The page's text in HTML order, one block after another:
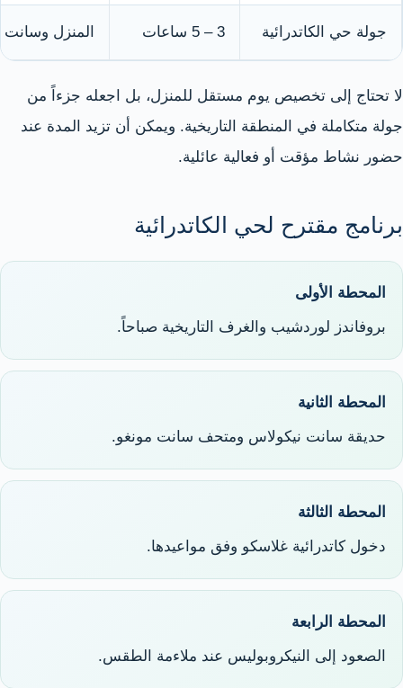
جولة حي الكاتدرائية 3 – 5 ساعات المنزل وسانت
لا تحتاج إلى تخصيص يوم مستقل للمنزل، بل اجعله جزءاً من
جولة متكاملة في المنطقة التاريخية. ويمكن أن تزيد المدة عند
حضور نشاط مؤقت أو فعالية عائلية.
برنامج مقترح لحي الكاتدرائية
المحطة الأولى
بروفاندز لوردشيب والغرف التاريخية صباحاً.
المحطة الثانية
حديقة سانت نيكولاس ومتحف سانت مونغو.
المحطة الثالثة
دخول كاتدرائية غلاسكو وفق مواعيدها.
المحطة الرابعة
الصعود إلى النيكروبوليس عند ملاءمة الطقس.